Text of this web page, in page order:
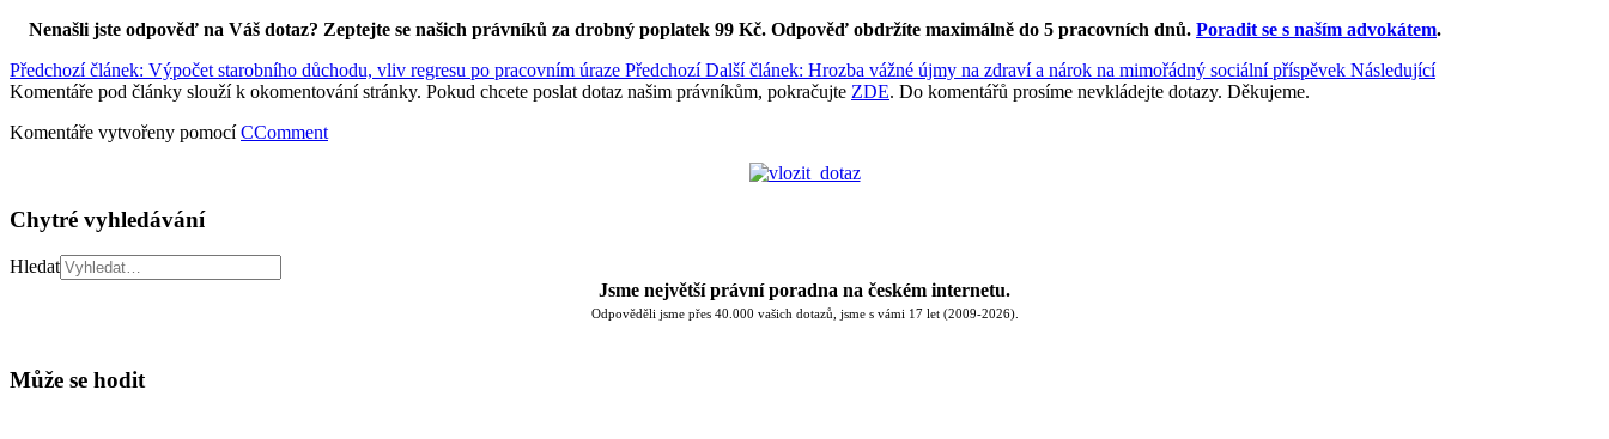
Nenašli jste odpověď na Váš dotaz? Zeptejte se našich právníků za drobný poplatek 99 Kč. Odpověď obdržíte maximálně do 5 pracovních dnů. Poradit se s naším advokátem.
Předchozí článek: Výpočet starobního důchodu, vliv regresu po pracovním úraze Předchozí Další článek: Hrozba vážné újmy na zdraví a nárok na mimořádný sociální příspěvek Následující
Komentáře pod články slouží k okomentování stránky. Pokud chcete poslat dotaz našim právníkům, pokračujte ZDE. Do komentářů prosíme nevkládejte dotazy. Děkujeme.
Komentáře vytvořeny pomocíCComment
Chytré vyhledávání
Hledat
Jsme největší právní poradna na českém internetu.
Odpověděli jsme přes 40.000 vašich dotazů, jsme s vámi 17 let (2009-2026).
Může se hodit